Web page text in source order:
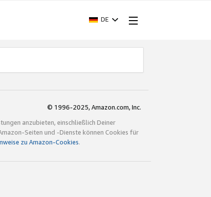
DE
© 1996-2025, Amazon.com, Inc.
anzubieten, einschließlich Deiner
Seiten und -Dienste können Cookies für
zu Amazon-Cookies.